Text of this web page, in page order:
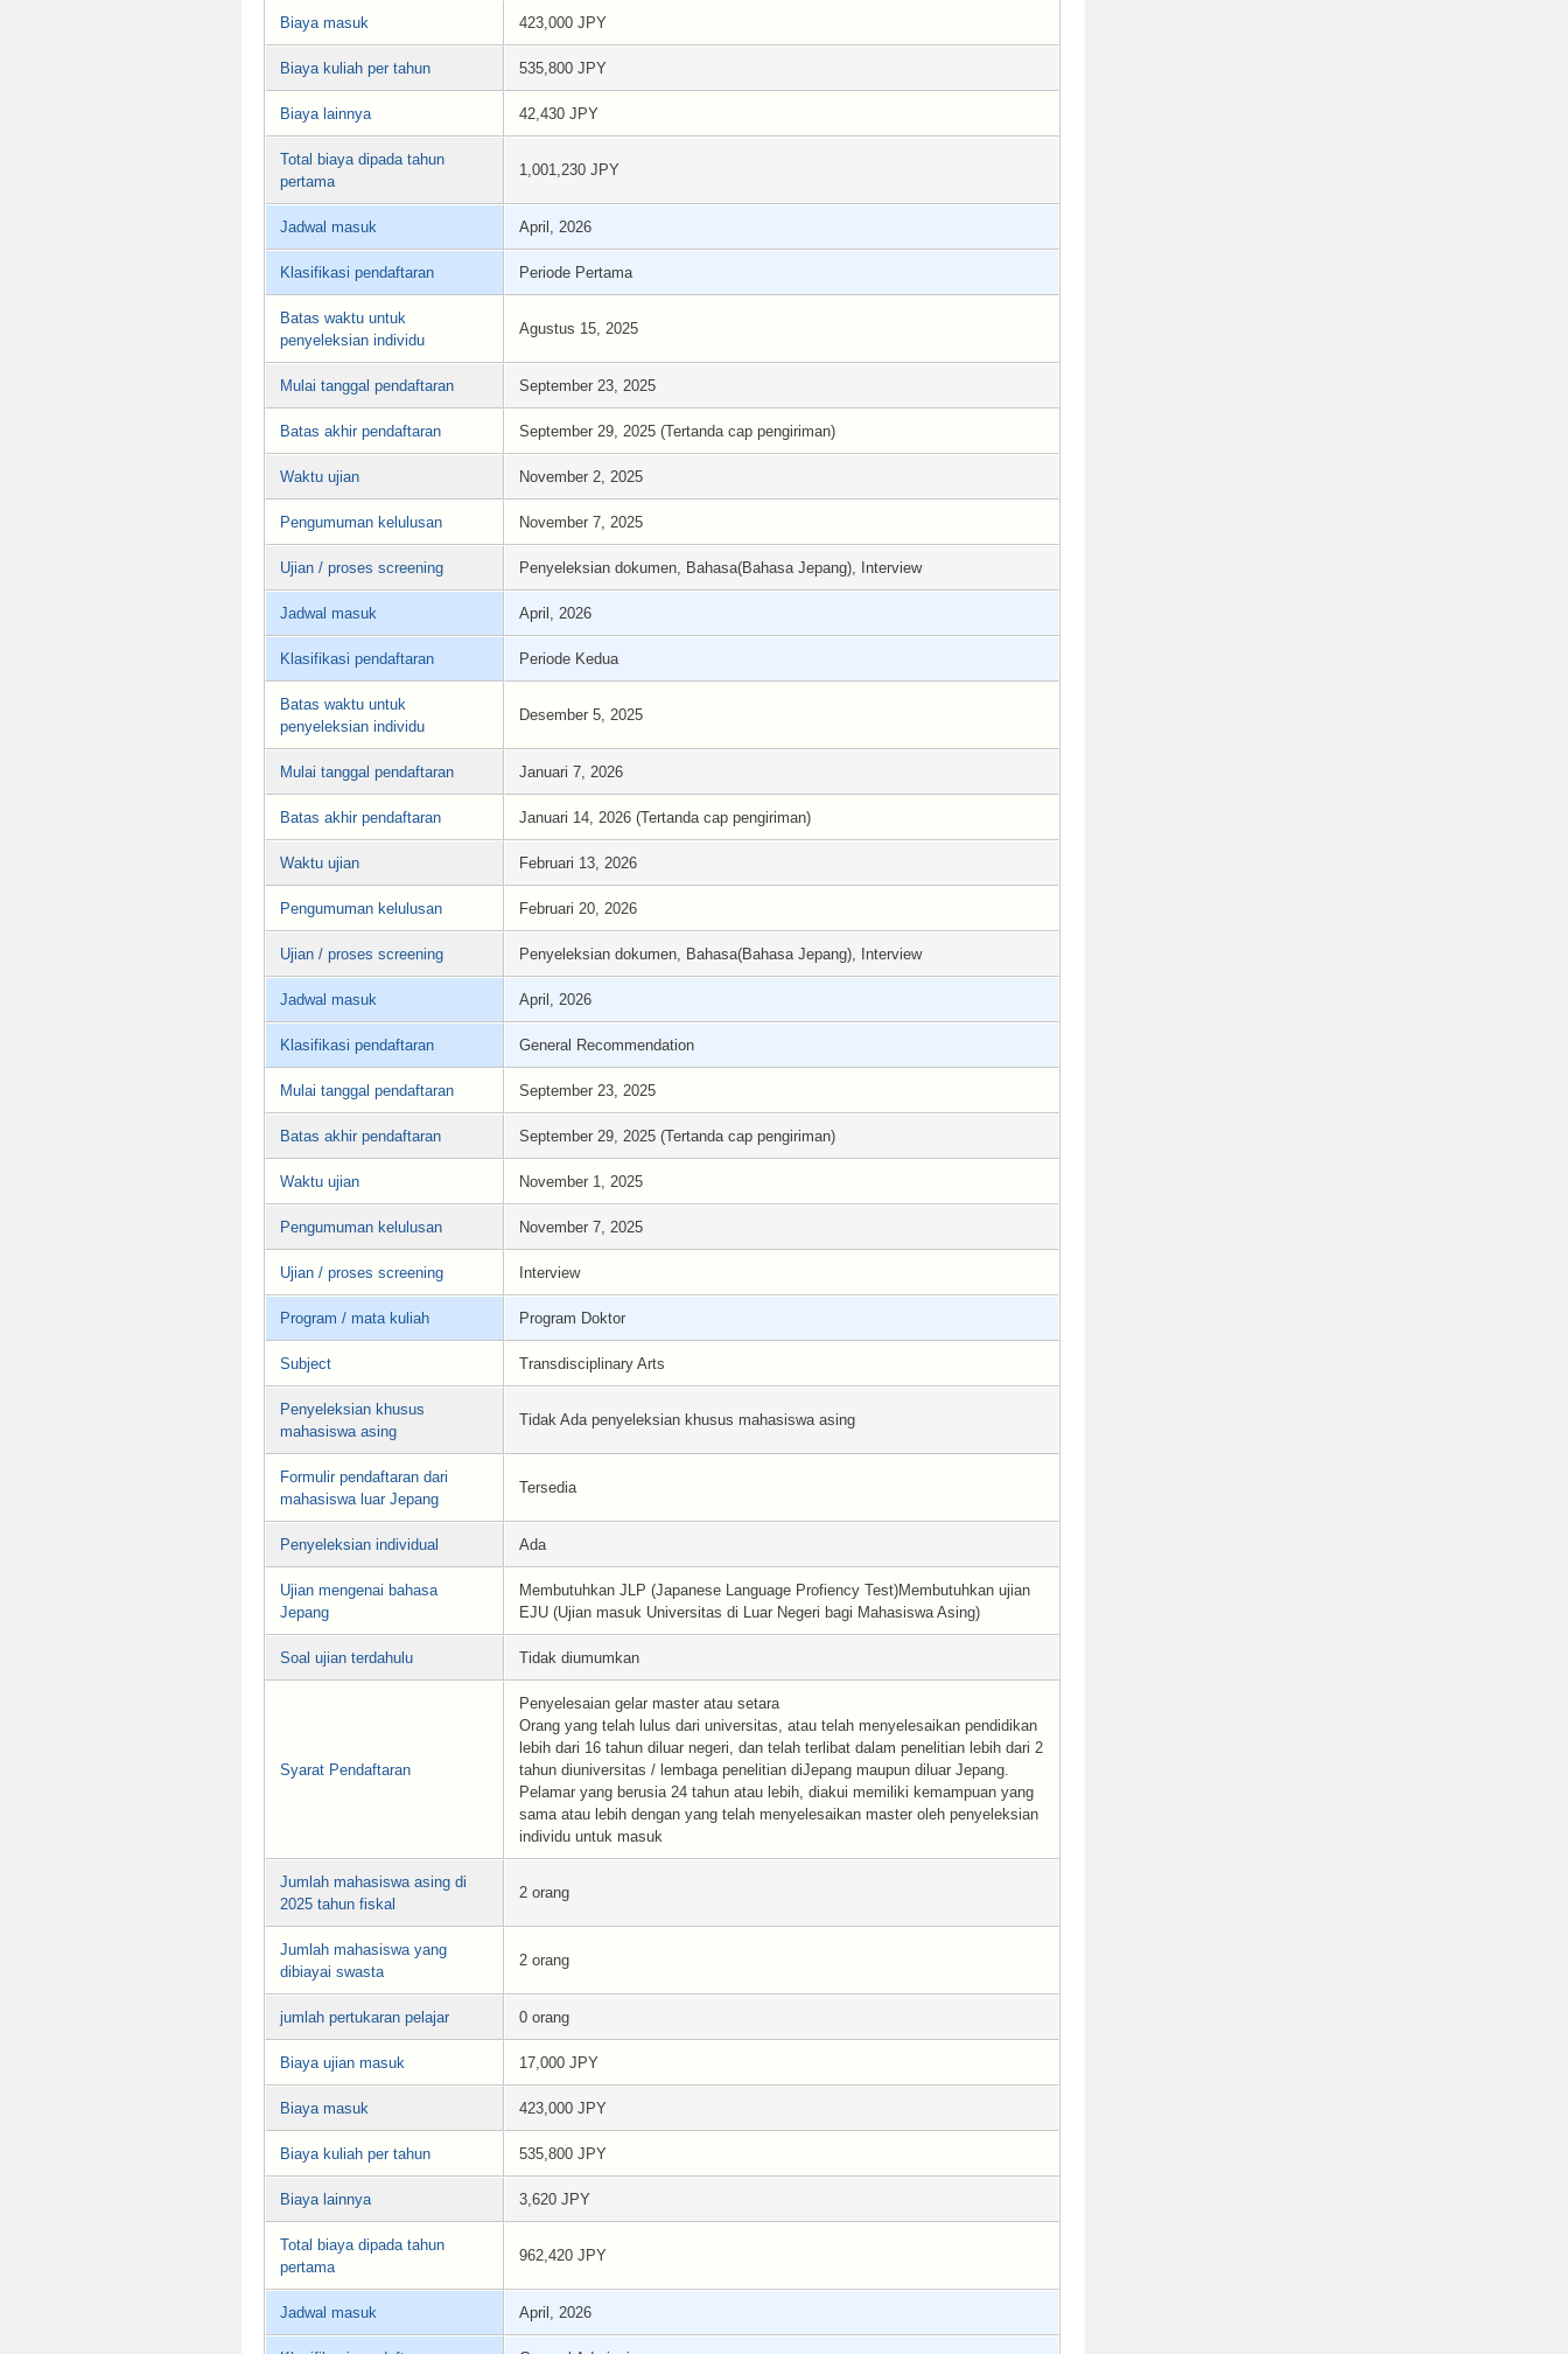
Biaya masuk 423,000 JPY
Biaya kuliah per tahun 535,800 JPY
Biaya lainnya 42,430 JPY
Total biaya dipada tahun
pertama
1,001,230 JPY
Jadwal masuk April, 2026
Klasifikasi pendaftaran Periode Pertama
Batas waktu untuk
penyeleksian individu
Agustus 15, 2025
Mulai tanggal pendaftaran September 23, 2025
Batas akhir pendaftaran September 29, 2025 (Tertanda cap pengiriman)
Waktu ujian November 2, 2025
Pengumuman kelulusan November 7, 2025
Ujian / proses screening Penyeleksian dokumen, Bahasa(Bahasa Jepang), Interview
Jadwal masuk April, 2026
Klasifikasi pendaftaran Periode Kedua
Batas waktu untuk
penyeleksian individu
Desember 5, 2025
Mulai tanggal pendaftaran Januari 7, 2026
Batas akhir pendaftaran Januari 14, 2026 (Tertanda cap pengiriman)
Waktu ujian Februari 13, 2026
Pengumuman kelulusan Februari 20, 2026
Ujian / proses screening Penyeleksian dokumen, Bahasa(Bahasa Jepang), Interview
Jadwal masuk April, 2026
Klasifikasi pendaftaran General Recommendation
Mulai tanggal pendaftaran September 23, 2025
Batas akhir pendaftaran September 29, 2025 (Tertanda cap pengiriman)
Waktu ujian November 1, 2025
Pengumuman kelulusan November 7, 2025
Ujian / proses screening Interview
Program / mata kuliah Program Doktor
Subject Transdisciplinary Arts
Penyeleksian khusus
mahasiswa asing
Tidak Ada penyeleksian khusus mahasiswa asing
Formulir pendaftaran dari
mahasiswa luar Jepang
Tersedia
Penyeleksian individual Ada
Ujian mengenai bahasa
Jepang
Membutuhkan JLP (Japanese Language Profiency Test)Membutuhkan ujian
EJU (Ujian masuk Universitas di Luar Negeri bagi Mahasiswa Asing)
Soal ujian terdahulu Tidak diumumkan
Syarat Pendaftaran
Penyelesaian gelar master atau setara
Orang yang telah lulus dari universitas, atau telah menyelesaikan pendidikan
lebih dari 16 tahun diluar negeri, dan telah terlibat dalam penelitian lebih dari 2
tahun diuniversitas / lembaga penelitian diJepang maupun diluar Jepang.
Pelamar yang berusia 24 tahun atau lebih, diakui memiliki kemampuan yang
sama atau lebih dengan yang telah menyelesaikan master oleh penyeleksian
individu untuk masuk
Jumlah mahasiswa asing di
2025 tahun fiskal
2 orang
Jumlah mahasiswa yang
dibiayai swasta
2 orang
jumlah pertukaran pelajar 0 orang
Biaya ujian masuk 17,000 JPY
Biaya masuk 423,000 JPY
Biaya kuliah per tahun 535,800 JPY
Biaya lainnya 3,620 JPY
Total biaya dipada tahun
pertama
962,420 JPY
Jadwal masuk April, 2026